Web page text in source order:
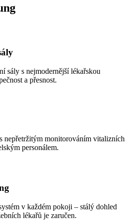
sály s nejmodernější lékařskou
a přesnost.
nepřetržitým monitorováním vitalizních
personálem.
v každém pokoji – stálý dohled
lékařů je zaručen.